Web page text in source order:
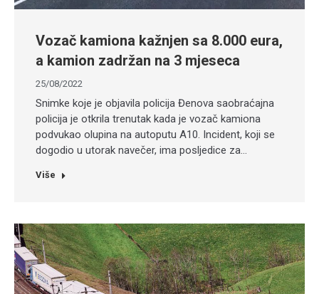
Vozač kamiona kažnjen sa 8.000 eura,
a kamion zadržan na 3 mjeseca
25/08/2022
Snimke koje je objavila policija Đenova saobraćajna
policija je otkrila trenutak kada je vozač kamiona
podvukao olupina na autoputu A10. Incident, koji se
dogodio u utorak navečer, ima posljedice za…
Više